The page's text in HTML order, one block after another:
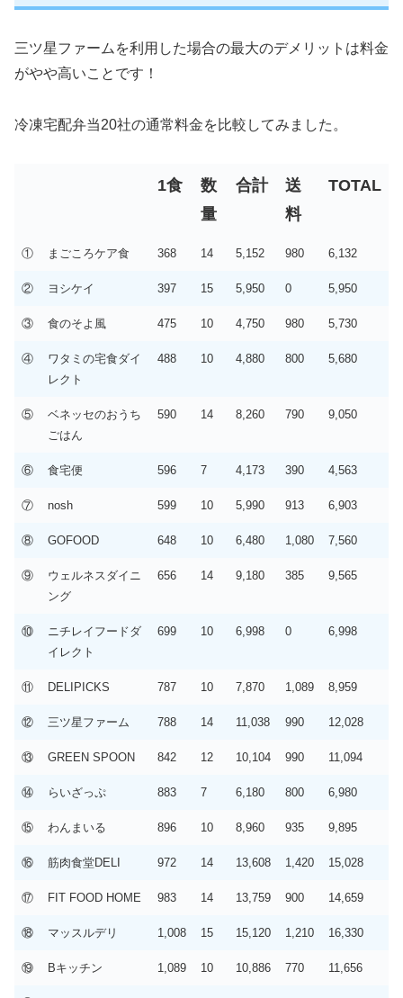
三ツ星ファームを利用した場合の最大のデメリットは料金
がやや高いことです！
冷凍宅配弁当20社の通常料金を比較してみました。
1食
数
量
合計
送
料
TOTAL
① まごころケア食 368 14 5,152 980 6,132
② ヨシケイ 397 15 5,950 0 5,950
③ 食のそよ風 475 10 4,750 980 5,730
④
ワタミの宅食ダイ
レクト
488 10 4,880 800 5,680
⑤
ベネッセのおうち
ごはん
590 14 8,260 790 9,050
⑥ 食宅便 596 7 4,173 390 4,563
⑦ nosh 599 10 5,990 913 6,903
⑧ GOFOOD 648 10 6,480 1,080 7,560
⑨
ウェルネスダイニ
ング
656 14 9,180 385 9,565
⑩
ニチレイフードダ
イレクト
699 10 6,998 0 6,998
⑪ DELIPICKS 787 10 7,870 1,089 8,959
⑫ 三ツ星ファーム 788 14 11,038 990 12,028
⑬ GREEN SPOON 842 12 10,104 990 11,094
⑭ らいざっぷ 883 7 6,180 800 6,980
⑮ わんまいる 896 10 8,960 935 9,895
⑯ 筋肉食堂DELI 972 14 13,608 1,420 15,028
⑰ FIT FOOD HOME 983 14 13,759 900 14,659
⑱ マッスルデリ 1,008 15 15,120 1,210 16,330
⑲ Bキッチン 1,089 10 10,886 770 11,656